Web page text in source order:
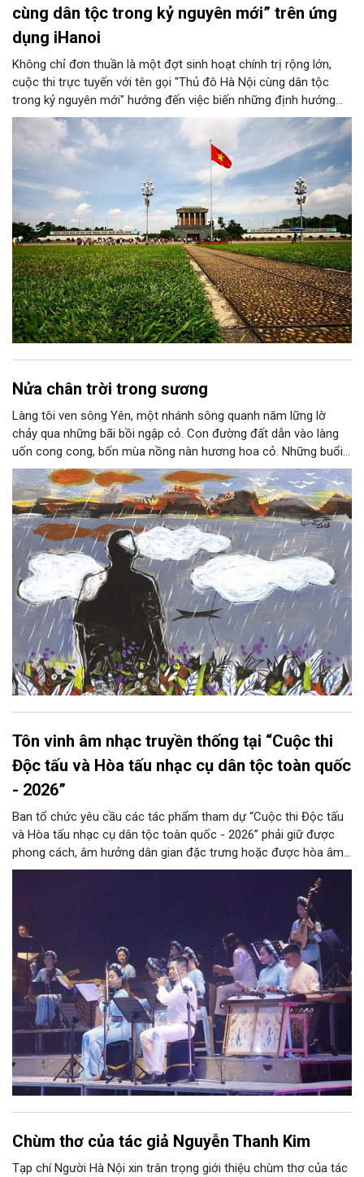
cùng dân tộc trong kỷ nguyên mới” trên ứng
dụng iHanoi
Không chỉ đơn thuần là một đợt sinh hoạt chính trị rộng lớn,
cuộc thi trực tuyến với tên gọi "Thủ đô Hà Nội cùng dân tộc
trong kỷ nguyên mới" hướng đến việc biến những định hướng
chiến lược trong Nghị quyết số 02-NQ/TW của Bộ Chính trị
thành niềm tin, thành nhận thức chung của mỗi người dân.
Nửa chân trời trong sương
Làng tôi ven sông Yên, một nhánh sông quanh năm lững lờ
chảy qua những bãi bồi ngập cỏ. Con đường đất dẫn vào làng
uốn cong cong, bốn mùa nồng nàn hương hoa cỏ. Những buổi
hoàng hôn, khi nắng đã dịu xuống phía cuối sông, đám hoa tím
lại thẫm màu như có ai vừa rắc lên một lớp khói.
Tôn vinh âm nhạc truyền thống tại “Cuộc thi
Độc tấu và Hòa tấu nhạc cụ dân tộc toàn quốc
- 2026”
Ban tổ chức yêu cầu các tác phẩm tham dự “Cuộc thi Độc tấu
và Hòa tấu nhạc cụ dân tộc toàn quốc - 2026” phải giữ được
phong cách, âm hưởng dân gian đặc trưng hoặc được hòa âm,
phối khí mới trên nền tảng làn điệu âm nhạc truyền thống Việt
Nam, đồng thời phải được trình diễn trực tiếp bằng nhạc cụ dân
Chùm thơ của tác giả Nguyễn Thanh Kim
Tạp chí Người Hà Nội xin trân trọng giới thiệu chùm thơ của tác